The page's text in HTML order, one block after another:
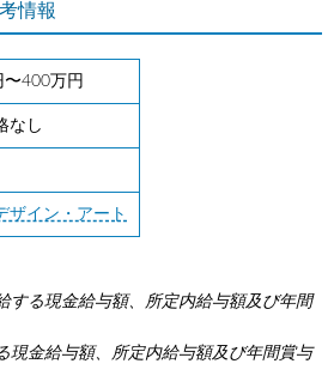
情報
〜400万円
なし
ザイン・アート
する現金給与額、所定内給与額及び年間
現金給与額、所定内給与額及び年間賞与